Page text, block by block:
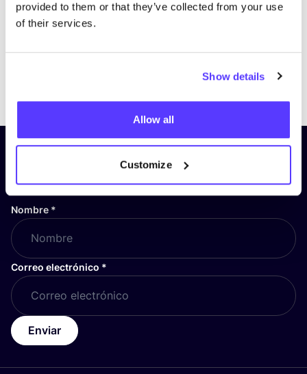
provided to them or that they’ve collected from your use
of their services.
Show details
Allow all
Customize
PreviousNext
¡Suscríbete a nuestro boletín
y mantente informado!
Nombre *
Correo electrónico *
Enviar